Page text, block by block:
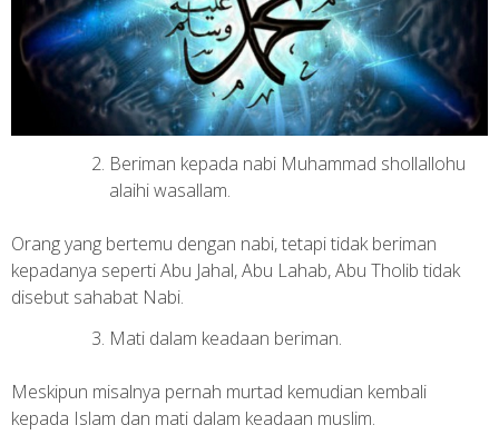
Beriman kepada nabi Muhammad shollallohu
alaihi wasallam.
Orang yang bertemu dengan nabi, tetapi tidak beriman
kepadanya seperti Abu Jahal, Abu Lahab, Abu Tholib tidak
disebut sahabat Nabi.
Mati dalam keadaan beriman.
Meskipun misalnya pernah murtad kemudian kembali
kepada Islam dan mati dalam keadaan muslim.